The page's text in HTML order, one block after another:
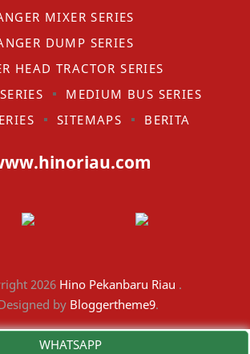
MIXER SERIES
DUMP SERIES
HEAD TRACTOR SERIES
MEDIUM BUS SERIES
SITEMAPS BERITA
WHATSAPP
2026 Hino Pekanbaru Riau .
by Bloggertheme9.